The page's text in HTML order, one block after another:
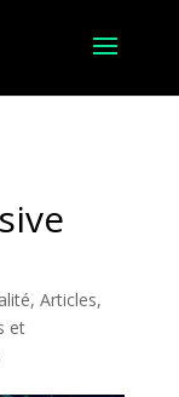
, Articles,
et